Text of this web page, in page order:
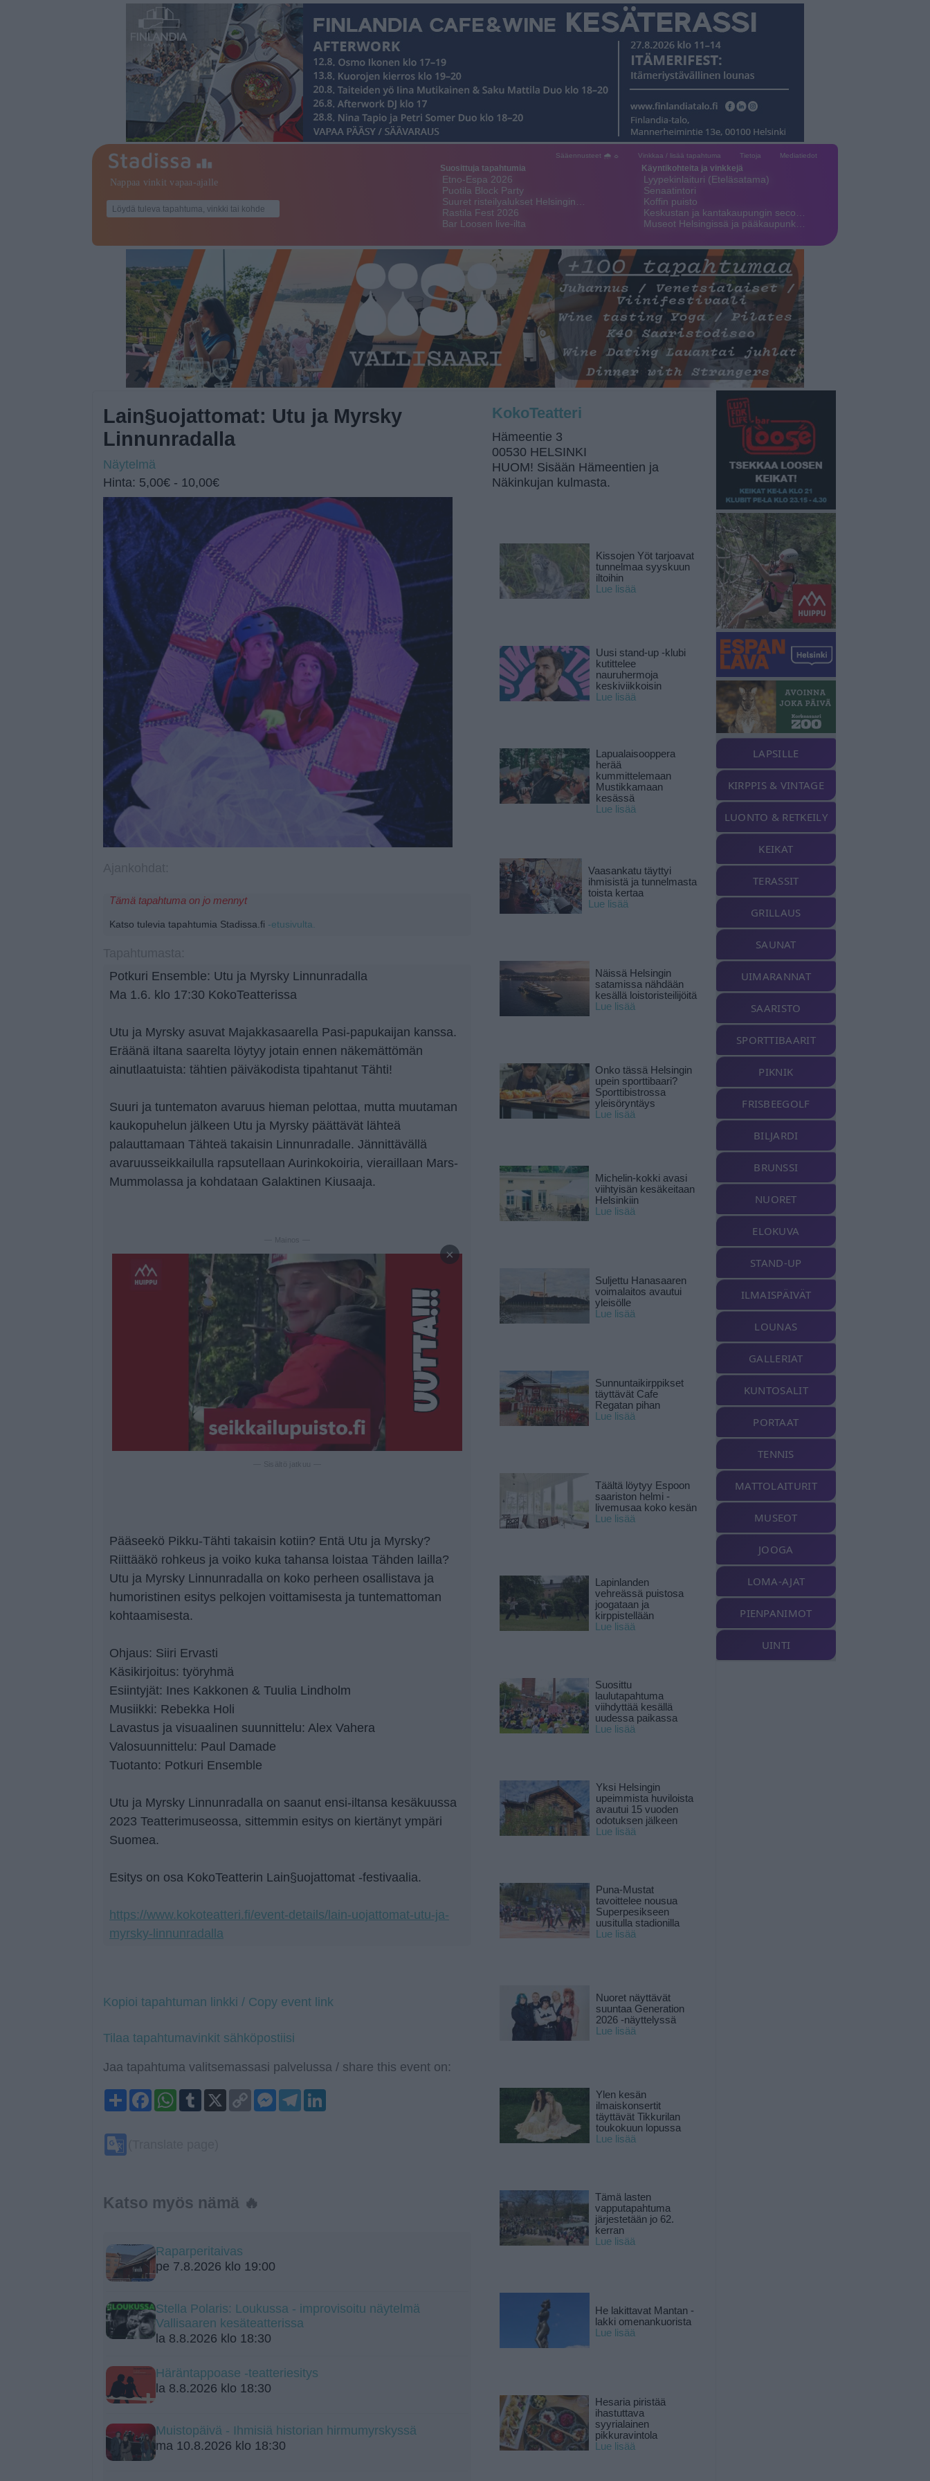
Sääennusteet 🌧 ☼ Vinkkaa / lisää tapahtuma Tietoja Mediatiedot
Suosittuja tapahtumia
Etno-Espa 2026
Puotila Block Party
Suuret risteilyalukset Helsingin…
Rastila Fest 2026
Bar Loosen live-ilta
Käyntikohteita ja vinkkejä
Lyypekinlaituri (Eteläsatama)
Senaatintori
Koffin puisto
Keskustan ja kantakaupungin seco…
Museot Helsingissä ja pääkaupunk…
Lain§uojattomat: Utu ja Myrsky
Linnunradalla
Näytelmä
Hinta: 5,00€ - 10,00€
Tämä tapahtuma on jo mennyt
Katso tulevia tapahtumia Stadissa.fi -etusivulta.
Potkuri Ensemble: Utu ja Myrsky Linnunradalla
Ma 1.6. klo 17:30 KokoTeatterissa
Utu ja Myrsky asuvat Majakkasaarella Pasi-papukaijan kanssa.
Eräänä iltana saarelta löytyy jotain ennen näkemättömän
ainutlaatuista: tähtien päiväkodista tipahtanut Tähti!
Suuri ja tuntematon avaruus hieman pelottaa, mutta muutaman
kaukopuhelun jälkeen Utu ja Myrsky päättävät lähteä
palauttamaan Tähteä takaisin Linnunradalle. Jännittävällä
avaruusseikkailulla rapsutellaan Aurinkokoiria, vieraillaan Mars-
Mummolassa ja kohdataan Galaktinen Kiusaaja.
×
Pääseekö Pikku-Tähti takaisin kotiin? Entä Utu ja Myrsky?
Riittääkö rohkeus ja voiko kuka tahansa loistaa Tähden lailla?
Utu ja Myrsky Linnunradalla on koko perheen osallistava ja
humoristinen esitys pelkojen voittamisesta ja tuntemattoman
kohtaamisesta.
Ohjaus: Siiri Ervasti
Käsikirjoitus: työryhmä
Esiintyjät: Ines Kakkonen & Tuulia Lindholm
Musiikki: Rebekka Holi
Lavastus ja visuaalinen suunnittelu: Alex Vahera
Valosuunnittelu: Paul Damade
Tuotanto: Potkuri Ensemble
Utu ja Myrsky Linnunradalla on saanut ensi-iltansa kesäkuussa
2023 Teatterimuseossa, sittemmin esitys on kiertänyt ympäri
Suomea.
Esitys on osa KokoTeatterin Lain§uojattomat -festivaalia.
https://www.kokoteatteri.fi/event-details/lain-uojattomat-utu-ja-
myrsky-linnunradalla
Kopioi tapahtuman linkki / Copy event link
Tilaa tapahtumavinkit sähköpostiisi
Jaa tapahtuma valitsemassasi palvelussa / share this event on:
ShareFacebook
WhatsApp
Tumblr
Copy
Link
Messenger
Telegram
Katso myös nämä 🔥
Raparperitaivas
pe 7.8.2026 klo 19:00
Stella Polaris: Loukussa - improvisoitu näytelmä
Vallisaaren kesäteatterissa
la 8.8.2026 klo 18:30
Häräntappoase -teatteriesitys
la 8.8.2026 klo 18:30
Muistopäivä - Ihmisiä historian hirmumyrskyssä
ma 10.8.2026 klo 18:30
KokoTeatteri
Hämeentie 3
00530 HELSINKI
HUOM! Sisään Hämeentien ja
Näkinkujan kulmasta.
Kissojen Yöt tarjoavat
tunnelmaa syyskuun
iltoihin
Lue lisää
Uusi stand-up -klubi
kutittelee
nauruhermoja
keskiviikkoisin
Lue lisää
Lapualaisooppera
herää
kummittelemaan
Mustikkamaan
kesässä
Lue lisää
Vaasankatu täyttyi
ihmisistä ja tunnelmasta
toista kertaa
Lue lisää
Näissä Helsingin
satamissa nähdään
kesällä loistoristeilijöitä
Lue lisää
Onko tässä Helsingin
upein sporttibaari?
Sporttibistrossa
yleisöryntäys
Lue lisää
Michelin-kokki avasi
viihtyisän kesäkeitaan
Helsinkiin
Lue lisää
Suljettu Hanasaaren
voimalaitos avautui
yleisölle
Lue lisää
Sunnuntaikirppikset
täyttävät Cafe
Regatan pihan
Lue lisää
Täältä löytyy Espoon
saariston helmi -
livemusaa koko kesän
Lue lisää
Lapinlanden
vehreässä puistosa
joogataan ja
kirppistellään
Lue lisää
Suosittu
laulutapahtuma
viihdyttää kesällä
uudessa paikassa
Lue lisää
Yksi Helsingin
upeimmista huviloista
avautui 15 vuoden
odotuksen jälkeen
Lue lisää
Puna-Mustat
tavoittelee nousua
Superpesikseen
uusitulla stadionilla
Lue lisää
Nuoret näyttävät
suuntaa Generation
2026 -näyttelyssä
Lue lisää
Ylen kesän
ilmaiskonsertit
täyttävät Tikkurilan
toukokuun lopussa
Lue lisää
Tämä lasten
vapputapahtuma
järjestetään jo 62.
kerran
Lue lisää
He lakittavat Mantan -
lakki omenankuorista
Lue lisää
Hesaria piristää
ihastuttava
syyrialainen
pikkuravintola
Lue lisää
LAPSILLE
KIRPPIS & VINTAGE
LUONTO & RETKEILY
KEIKAT
TERASSIT
GRILLAUS
SAUNAT
UIMARANNAT
SAARISTO
SPORTTIBAARIT
PIKNIK
FRISBEEGOLF
BILJARDI
BRUNSSI
NUORET
ELOKUVA
STAND-UP
ILMAISPÄIVÄT
LOUNAS
GALLERIAT
KUNTOSALIT
PORTAAT
TENNIS
MATTOLAITURIT
MUSEOT
JOOGA
LOMA-AJAT
PIENPANIMOT
UINTI